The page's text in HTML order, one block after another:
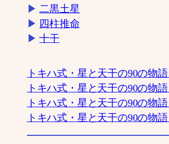
▶二黒土星
▶ 四柱推命
▶十干
トキハ式・星と天干の90の物
トキハ式・星と天干の90の物
トキハ式・星と天干の90の物
トキハ式・星と天干の90の物